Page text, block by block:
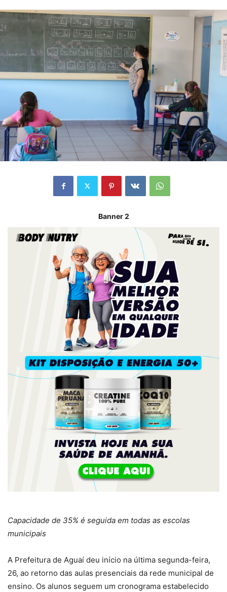
Banner 2
Capacidade de 35% é seguida em todas as escolas
municipais
A Prefeitura de Aguaí deu início na última segunda-feira,
26, ao retorno das aulas presenciais da rede municipal de
ensino. Os alunos seguem um cronograma estabelecido